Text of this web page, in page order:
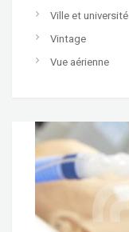
Ville et université
Vintage
Vue aérienne